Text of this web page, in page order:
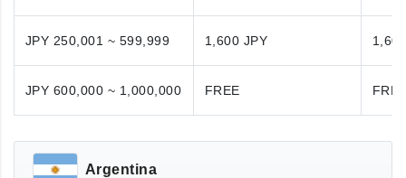
JPY 250,001 ~ 599,999 1,600 JPY
JPY 600,000 ~ 1,000,000 FREE
Argentina